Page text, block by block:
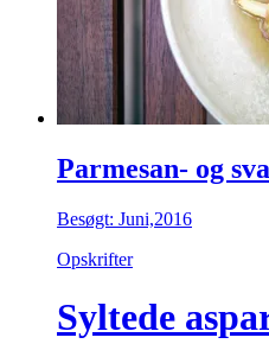
Parmesan- og
Besøgt: Juni,2016
Opskrifter
Syltede